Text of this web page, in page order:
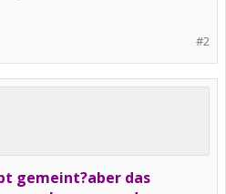
#2
gemeint?aber das